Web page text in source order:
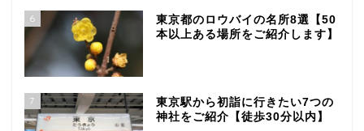
6
東京都のロウバイの名所8選【50
本以上ある場所をご紹介します】
7
東京駅から初詣に行きたい7つの
神社をご紹介【徒歩30分以内】